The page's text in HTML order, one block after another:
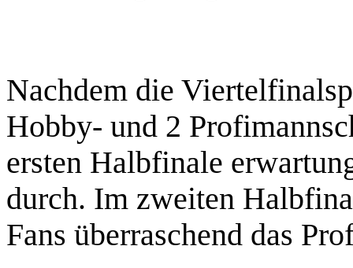
Nachdem die
Hobby- und 2
ersten Halbfinale
durch. Im zweiten
Fans überraschend das